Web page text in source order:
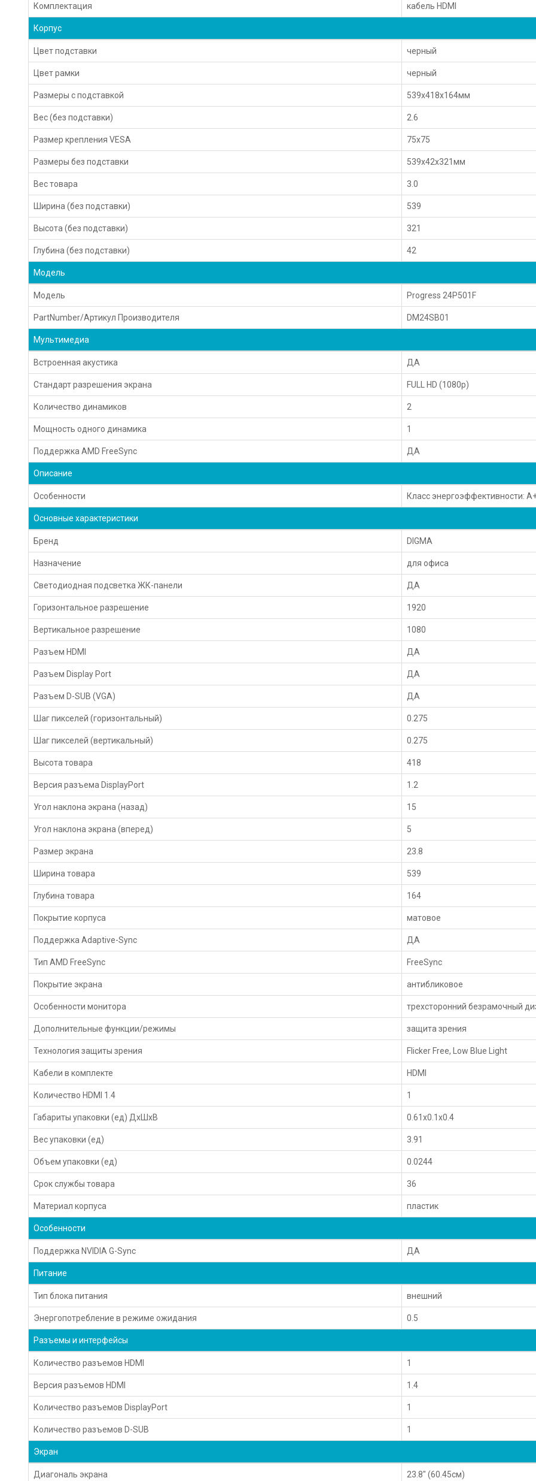
Комплектация кабель HDMI
Корпус
Цвет подставки черный
Цвет рамки черный
Размеры с подставкой 539x418x164мм
Вес (без подставки) 2.6
Размер крепления VESA 75х75
Размеры без подставки 539x42x321мм
Вес товара 3.0
Ширина (без подставки) 539
Высота (без подставки) 321
Глубина (без подставки) 42
Модель
Модель Progress 24P501F
PartNumber/Артикул Производителя DM24SB01
Мультимедиа
Встроенная акустика ДА
Стандарт разрешения экрана FULL HD (1080p)
Количество динамиков 2
Мощность одного динамика 1
Поддержка AMD FreeSync ДА
Описание
Особенности Класс энергоэффективности:
Основные характеристики
Бренд DIGMA
Назначение для офиса
Светодиодная подсветка ЖК-панели ДА
Горизонтальное разрешение 1920
Вертикальное разрешение 1080
Разъем HDMI ДА
Разъем Display Port ДА
Разъем D-SUB (VGA) ДА
Шаг пикселей (горизонтальный) 0.275
Шаг пикселей (вертикальный) 0.275
Высота товара 418
Версия разъема DisplayPort 1.2
Угол наклона экрана (назад) 15
Угол наклона экрана (вперед) 5
Размер экрана 23.8
Ширина товара 539
Глубина товара 164
Покрытие корпуса матовое
Поддержка Adaptive-Sync ДА
Тип AMD FreeSync FreeSync
Покрытие экрана антибликовое
Особенности монитора трехсторонний безрамочный
Дополнительные функции/режимы защита зрения
Технология защиты зрения Flicker Free, Low Blue Light
Кабели в комплекте HDMI
Количество HDMI 1.4 1
Габариты упаковки (ед) ДхШхВ 0.61x0.1x0.4
Вес упаковки (ед) 3.91
Объем упаковки (ед) 0.0244
Срок службы товара 36
Материал корпуса пластик
Особенности
Поддержка NVIDIA G-Sync ДА
Питание
Тип блока питания внешний
Энергопотребление в режиме ожидания 0.5
Разъемы и интерфейсы
Количество разъемов HDMI 1
Версия разъемов HDMI 1.4
Количество разъемов DisplayPort 1
Количество разъемов D-SUB 1
Экран
Диагональ экрана 23.8" (60.45см)